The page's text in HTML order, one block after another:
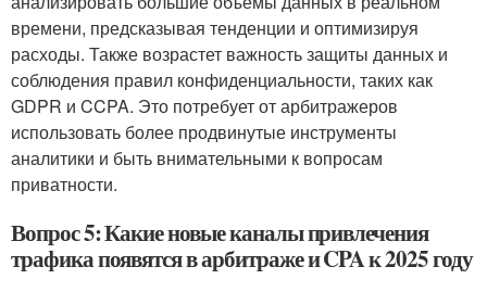
времени, предсказывая тенденции и оптимизируя
расходы. Также возрастет важность защиты данных и
соблюдения правил конфиденциальности, таких как
GDPR и CCPA. Это потребует от арбитражеров
использовать более продвинутые инструменты
аналитики и быть внимательными к вопросам
приватности.
Вопрос 5: Какие новые каналы привлечения
трафика появятся в арбитраже и CPA к 2025 году